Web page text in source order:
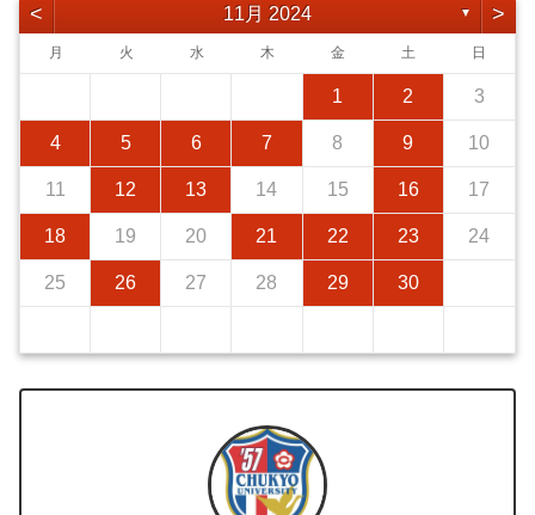
< 11月 2024 ▼ >
月 火 水 木 金 土 日
1 2 3
4 5 6 7 8 9 10
11 12 13 14 15 16 17
18 19 20 21 22 23 24
25 26 27 28 29 30